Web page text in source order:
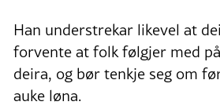
Han understrekar likevel at
forvente at folk følgjer med
deira, og bør tenkje seg om
auke løna.